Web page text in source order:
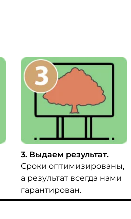
3. Выдаем результат.
Сроки оптимизированы,
а результат всегда нами
гарантирован.